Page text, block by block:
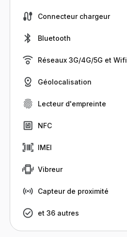
Connecteur chargeur
Bluetooth
Réseaux 3G/4G/5G et Wifi
Géolocalisation
Lecteur d'empreinte
NFC
IMEI
Vibreur
Capteur de proximité
et 36 autres